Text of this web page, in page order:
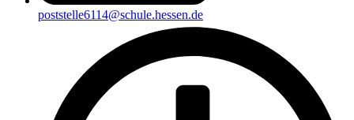
poststelle6114@schule.hessen.de